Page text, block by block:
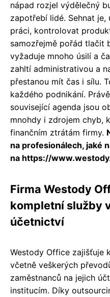
nápad rozjel výdělečný
zapotřebí lidé. Sehnat
práci, kontrolovat
samozřejmě pořád tlačit
vyžaduje mnoho úsilí a
zahltí administrativou a
přestanou mít čas i sílu.
každého podnikání.
související agenda jsou
mnohdy i zdrojem chyb,
finančním ztrátám firmy.
na profesionálech, jaké
na https://
Firma Westody
kompletní služby
účetnictví
Westody Office zajišťuje
včetně veškerých
zaměstnanců na jejich
institucím. Díky